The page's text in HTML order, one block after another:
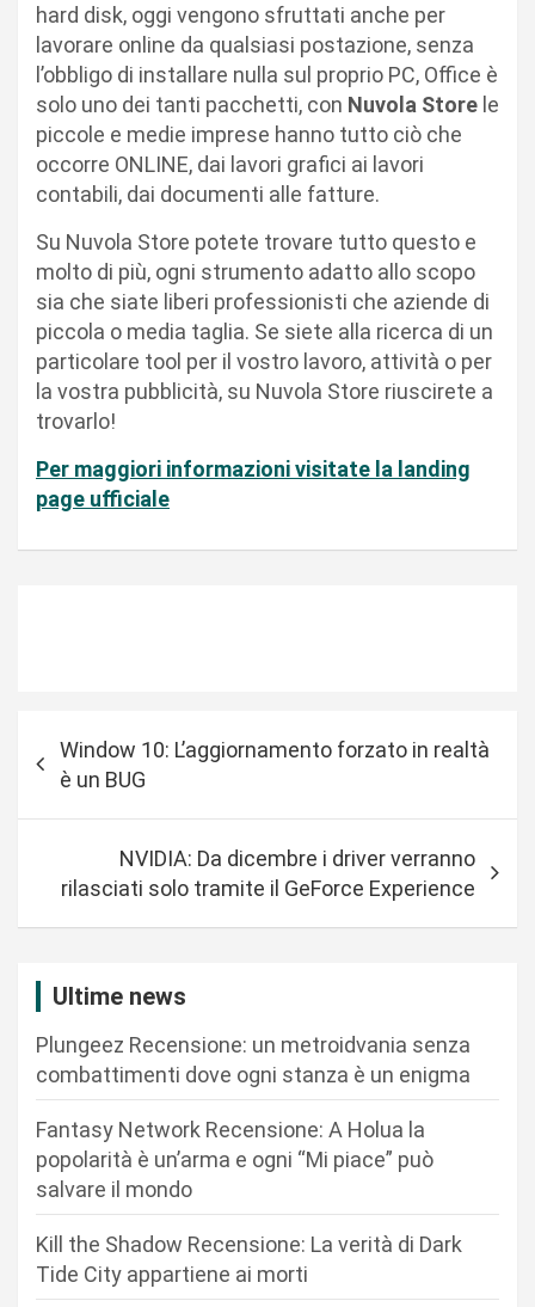
hard disk, oggi vengono sfruttati anche per
lavorare online da qualsiasi postazione, senza
l’obbligo di installare nulla sul proprio PC, Office è
solo uno dei tanti pacchetti, con Nuvola Store le
piccole e medie imprese hanno tutto ciò che
occorre ONLINE, dai lavori grafici ai lavori
contabili, dai documenti alle fatture.
Su Nuvola Store potete trovare tutto questo e
molto di più, ogni strumento adatto allo scopo
sia che siate liberi professionisti che aziende di
piccola o media taglia. Se siete alla ricerca di un
particolare tool per il vostro lavoro, attività o per
la vostra pubblicità, su Nuvola Store riuscirete a
trovarlo!
Per maggiori informazioni visitate la landing
page ufficiale
a
Window 10: L’aggiornamento forzato in realtà
è un BUG
NVIDIA: Da dicembre i driver verranno
rilasciati solo tramite il GeForce Experience
Ultime news
Plungeez Recensione: un metroidvania senza
combattimenti dove ogni stanza è un enigma
Fantasy Network Recensione: A Holua la
popolarità è un’arma e ogni “Mi piace” può
salvare il mondo
Kill the Shadow Recensione: La verità di Dark
Tide City appartiene ai morti